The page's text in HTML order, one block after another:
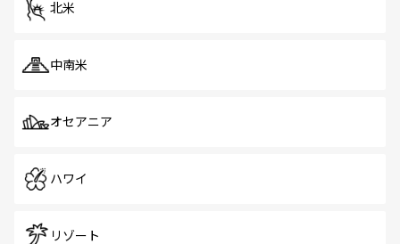
北米
中南米
オセアニア
ハワイ
リゾート